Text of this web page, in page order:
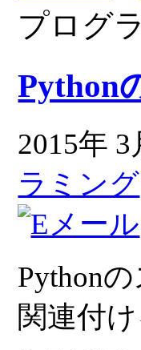
プログ
Python
2015年
ラミング
Python
関連付け